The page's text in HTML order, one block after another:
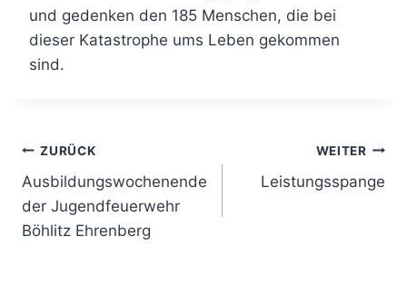
und gedenken den 185 Menschen, die bei
dieser Katastrophe ums Leben gekommen
sind.
Beitragsnavigation
ZURÜCK
Ausbildungswochenende
der Jugendfeuerwehr
Böhlitz Ehrenberg
WEITER
Leistungsspange